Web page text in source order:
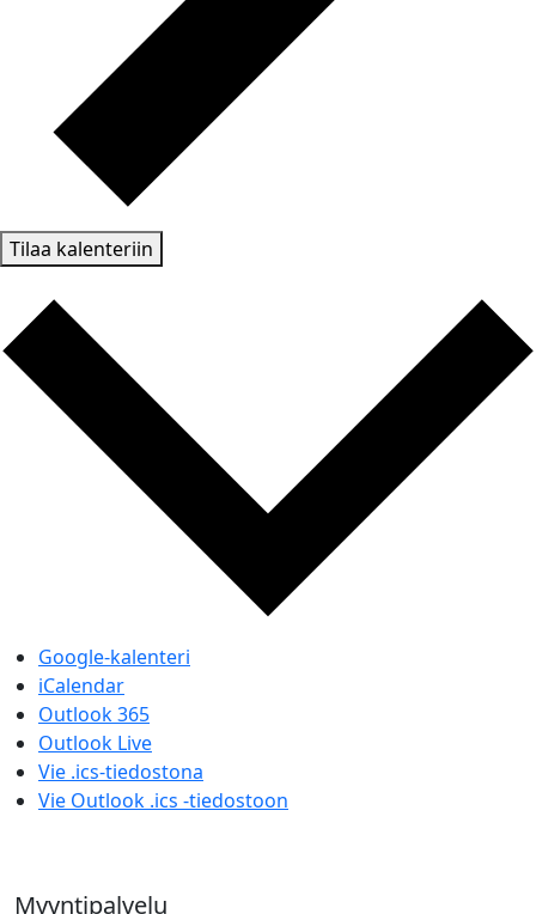
Tilaa kalenteriin
Google-kalenteri
iCalendar
Outlook 365
Outlook Live
Vie .ics-tiedostona
Vie Outlook .ics -tiedostoon
Myyntipalvelu